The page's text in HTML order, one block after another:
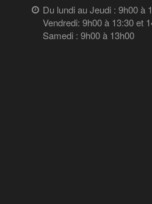
Du lundi au Jeudi : 9h00 à
Vendredi: 9h00 à 13:30 et
Samedi : 9h00 à 13h00